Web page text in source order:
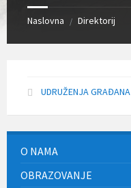
Naslovna / Direktorij
UDRUŽENJA GRAĐANA
O NAMA
OBRAZOVANJE